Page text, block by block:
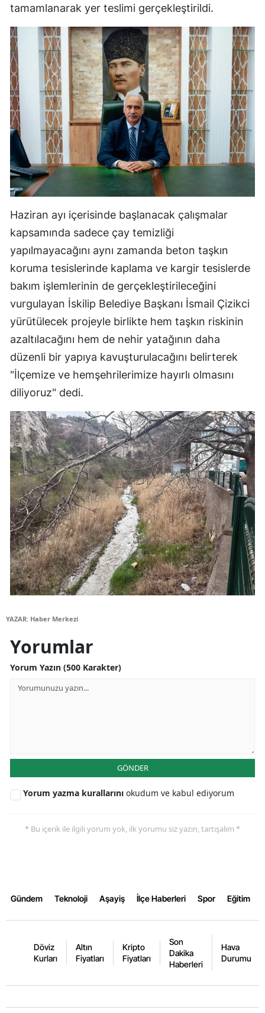
Kahramanmaraş
Mardin
Muğla
Muş
Nevşehir
Niğde
Ordu
Sakarya
Sinop
Sivas
Tekirdağ
Tokat
Trabzon
Şanlıurfa
Uşak
Van
Yozgat
Zonguldak
Aksaray
Bayburt
Karabük
tamamlanarak yer teslimi gerçekleştirildi.
Haziran ayı içerisinde başlanacak çalışmalar
kapsamında sadece çay temizliği
yapılmayacağını aynı zamanda beton taşkın
koruma tesislerinde kaplama ve kargir tesislerde
bakım işlemlerinin de gerçekleştirileceğini
vurgulayan İskilip Belediye Başkanı İsmail Çizikci
yürütülecek projeyle birlikte hem taşkın riskinin
azaltılacağını hem de nehir yatağının daha
düzenli bir yapıya kavuşturulacağını belirterek
"İlçemize ve hemşehrilerimize hayırlı olmasını
diliyoruz" dedi.
YAZAR: Haber Merkezi
Yorumlar
Yorum Yazın (500 Karakter)
GÖNDER
Yorum yazma kurallarını okudum ve kabul ediyorum
* Bu içerik ile ilgili yorum yok, ilk yorumu siz yazın, tartışalım *
Gündem Teknoloji Aşayiş İlçe Haberleri Spor Eğitim
Döviz
Kurları
Altın
Fiyatları
Kripto
Fiyatları
Son
Dakika
Haberleri
Hava
Durumu